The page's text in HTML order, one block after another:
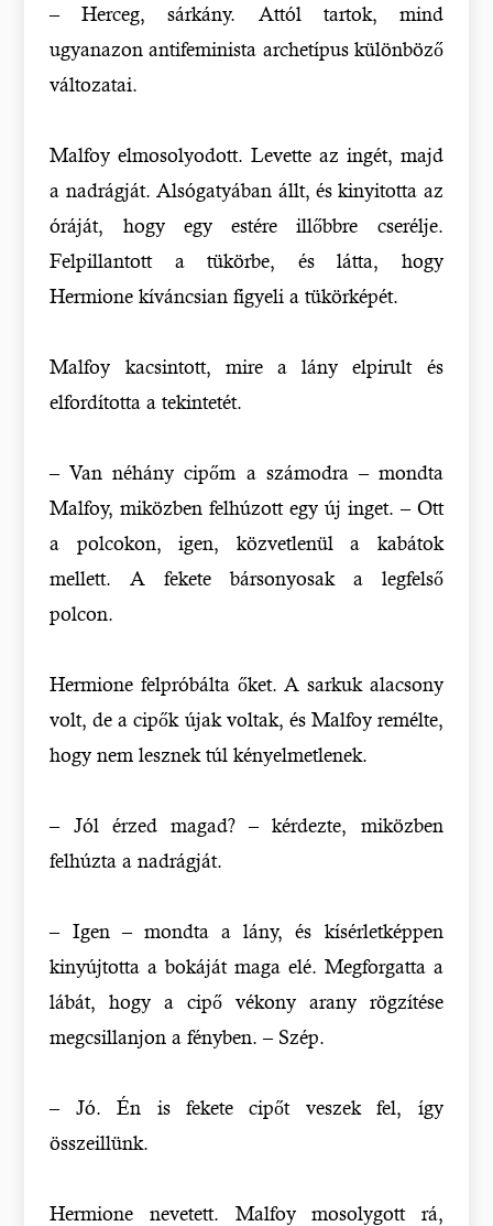
– Herceg, sárkány. Attól tartok, mind
ugyanazon antifeminista archetípus különböző
változatai.
Malfoy elmosolyodott. Levette az ingét, majd
a nadrágját. Alsógatyában állt, és kinyitotta az
óráját, hogy egy estére illőbbre cserélje.
Felpillantott a tükörbe, és látta, hogy
Hermione kíváncsian figyeli a tükörképét.
Malfoy kacsintott, mire a lány elpirult és
elfordította a tekintetét.
– Van néhány cipőm a számodra – mondta
Malfoy, miközben felhúzott egy új inget. – Ott
a polcokon, igen, közvetlenül a kabátok
mellett. A fekete bársonyosak a legfelső
polcon.
Hermione felpróbálta őket. A sarkuk alacsony
volt, de a cipők újak voltak, és Malfoy remélte,
hogy nem lesznek túl kényelmetlenek.
– Jól érzed magad? – kérdezte, miközben
felhúzta a nadrágját.
– Igen – mondta a lány, és kísérletképpen
kinyújtotta a bokáját maga elé. Megforgatta a
lábát, hogy a cipő vékony arany rögzítése
megcsillanjon a fényben. – Szép.
– Jó. Én is fekete cipőt veszek fel, így
összeillünk.
Hermione nevetett. Malfoy mosolygott rá,